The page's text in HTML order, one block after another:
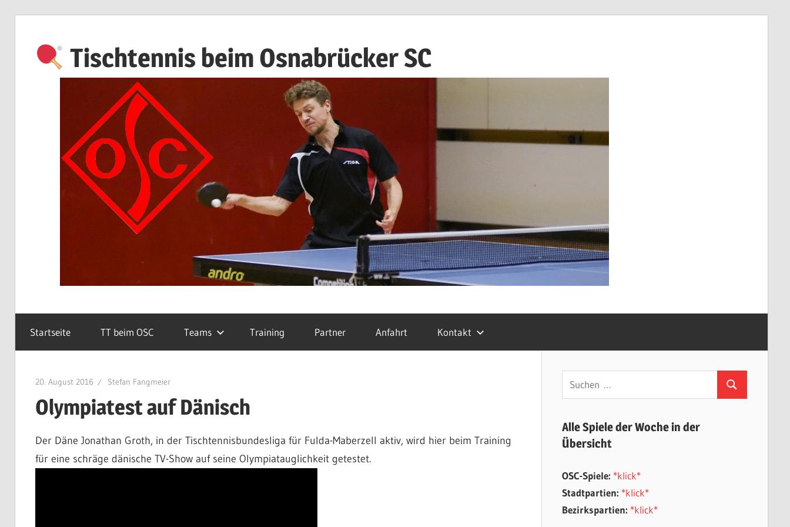
springen
Tischtennis beim Osnabrücker SC
Startseite TT beim OSC Teams Training Partner Anfahrt Kontakt
20. August 2016 Stefan Fangmeier
Olympiatest auf Dänisch
Der Däne Jonathan Groth, in der Tischtennisbundesliga für Fulda-Maberzell aktiv, wird hier beim Training
für eine schräge dänische TV-Show auf seine Olympiatauglichkeit getestet.
Suchen
nach:
Suchen
Alle Spiele der Woche in der
Übersicht
OSC-Spiele: *klick*
Stadtpartien: *klick*
Bezirkspartien: *klick*